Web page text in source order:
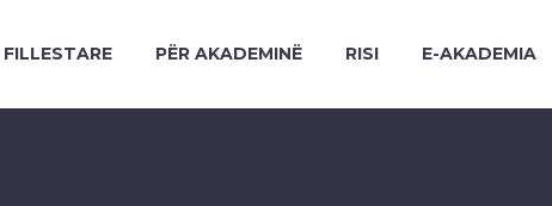
FILLESTARE PËR AKADEMINË RISI E-AKADEMIA